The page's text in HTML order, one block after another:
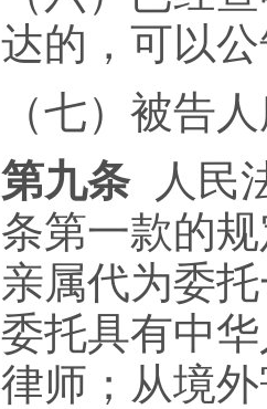
达的，可以
（七）被告
第九条
人民
条第一款的
亲属代为委
委托具有中
律师；从境